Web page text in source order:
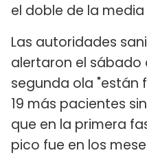
el doble de la media
Las autoridades
alertaron el sábado
segunda ola "están
19 más pacientes
que en la primera
pico fue en los